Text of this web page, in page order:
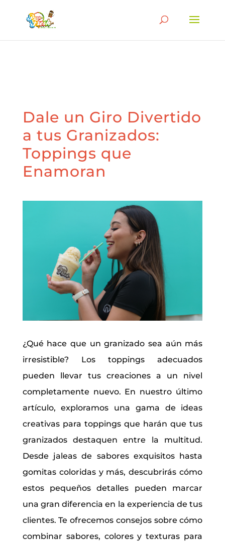
Dale un Giro Divertido
a tus Granizados:
Toppings que
Enamoran
¿Qué hace que un granizado sea aún más
irresistible? Los toppings adecuados
pueden llevar tus creaciones a un nivel
completamente nuevo. En nuestro último
artículo, exploramos una gama de ideas
creativas para toppings que harán que tus
granizados destaquen entre la multitud.
Desde jaleas de sabores exquisitos hasta
gomitas coloridas y más, descubrirás cómo
estos pequeños detalles pueden marcar
una gran diferencia en la experiencia de tus
clientes. Te ofrecemos consejos sobre cómo
combinar sabores, colores y texturas para